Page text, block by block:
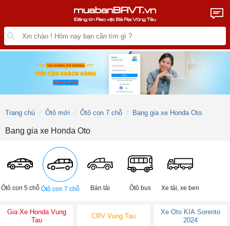
Trang chủ Ôtô mới Ôtô con 7 chỗ Bang gia xe Honda Oto
Bang gia xe Honda Oto
Ôtô con 5 chỗ Ôtô con 7 chỗ Bán tải Ôtô bus Xe tải, xe ben
Gia Xe Honda Vung
Tau
CRV Vung Tau
Xe Oto KIA Sorento
2024